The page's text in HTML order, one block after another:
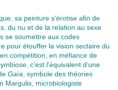
sa peinture s’érotise afin de
du nu et de la relation au sexe
se soumettre aux codes
pour étouffer la vision sectaire du
compétition, en méfiance de
c’est l’équivalent d’une
Gaïa , symbole des théories
Margulis, microbiologiste